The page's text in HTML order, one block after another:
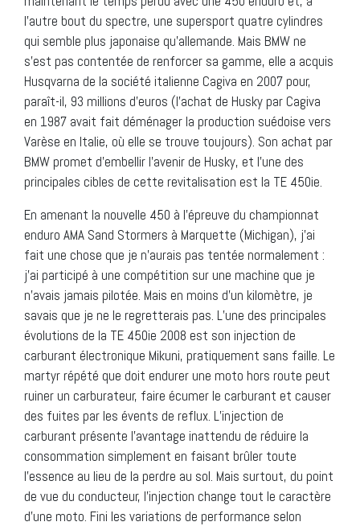
l’autre bout du spectre, une supersport quatre cylindres
qui semble plus japonaise qu’allemande. Mais BMW ne
s’est pas contentée de renforcer sa gamme, elle a acquis
Husqvarna de la société italienne Cagiva en 2007 pour,
paraît-il, 93 millions d’euros (l’achat de Husky par Cagiva
en 1987 avait fait déménager la production suédoise vers
Varèse en Italie, où elle se trouve toujours). Son achat par
BMW promet d’embellir l’avenir de Husky, et l’une des
principales cibles de cette revitalisation est la TE 450ie.
En amenant la nouvelle 450 à l’épreuve du championnat
enduro AMA Sand Stormers à Marquette (Michigan), j’ai
fait une chose que je n’aurais pas tentée normalement :
j’ai participé à une compétition sur une machine que je
n’avais jamais pilotée. Mais en moins d’un kilomètre, je
savais que je ne le regretterais pas. L’une des principales
évolutions de la TE 450ie 2008 est son injection de
carburant électronique Mikuni, pratiquement sans faille. Le
martyr répété que doit endurer une moto hors route peut
ruiner un carburateur, faire écumer le carburant et causer
des fuites par les évents de reflux. L’injection de
carburant présente l’avantage inattendu de réduire la
consommation simplement en faisant brûler toute
l’essence au lieu de la perdre au sol. Mais surtout, du point
de vue du conducteur, l’injection change tout le caractère
d’une moto. Fini les variations de performance selon